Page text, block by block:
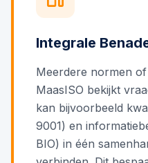
Integrale
Meerdere normen
MaasISO bekijkt
kan bijvoorbeeld
9001) en
BIO) in één